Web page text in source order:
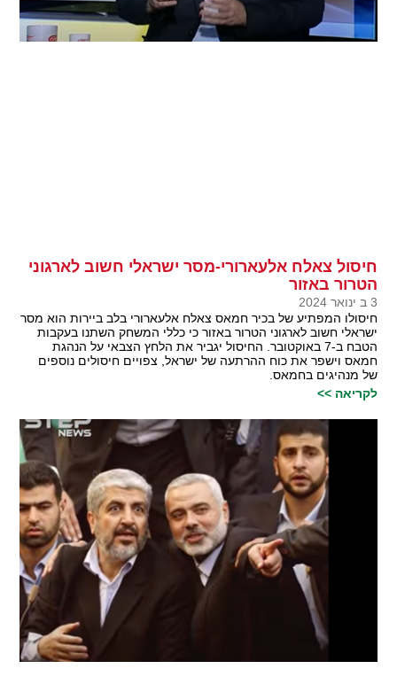
חיסול צאלח אלעארורי-מסר ישראלי חשוב לארגוני
הטרור באזור
3 ב ינואר 2024
חיסולו המפתיע של בכיר חמאס צאלח אלעארורי בלב ביירות הוא מסר
ישראלי חשוב לארגוני הטרור באזור כי כללי המשחק השתנו בעקבות
הטבח ב-7 באוקטובר. החיסול יגביר את הלחץ הצבאי על הנהגת
חמאס וישפר את כוח ההרתעה של ישראל, צפויים חיסולים נוספים
של מנהיגים בחמאס.
לקריאה >>